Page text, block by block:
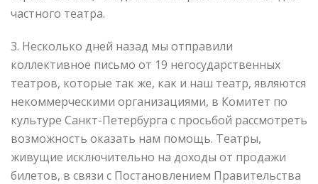
частного театра.
3. Несколько дней назад мы отправили
коллективное письмо от 19 негосударственных
театров, которые так же, как и наш театр, являются
некоммерческими организациями, в Комитет по
культуре Санкт-Петербурга с просьбой рассмотреть
возможность оказать нам помощь. Театры,
живущие исключительно на доходы от продажи
билетов, в связи с Постановлением Правительства